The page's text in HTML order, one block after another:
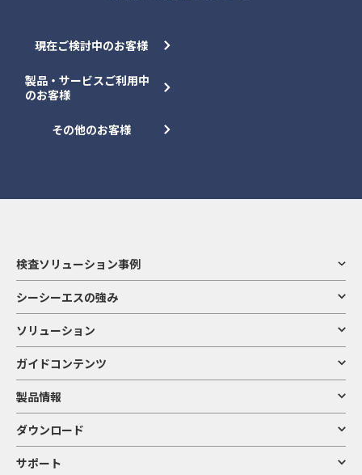
現在ご検討中のお客様
製品・サービスご利用中
のお客様
その他のお客様
検査ソリューション事例
シーシーエスの強み
ソリューション
ガイドコンテンツ
製品情報
ダウンロード
サポート